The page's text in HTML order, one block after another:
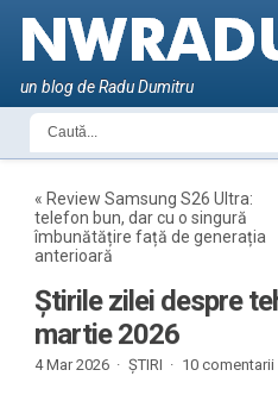
un blog de Radu Dumitru
« Review Samsung S26 Ultra:
telefon bun, dar cu o singură
îmbunătățire față de generația
anterioară
Știrile zilei despre
martie 2026
4 Mar 2026 · ȘTIRI · 10 comentarii